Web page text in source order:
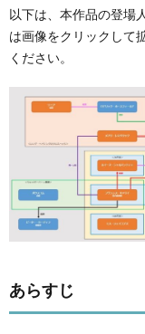
以下は、本作品の登場
は画像をクリックして
ください。
あらすじ